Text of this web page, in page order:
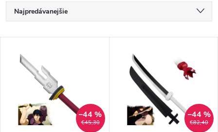
R
a
Najpredávanejšie
Abecedne
€45,30
–44 %
€82,40
–44 %